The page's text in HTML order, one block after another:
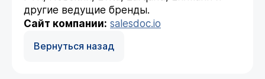
другие ведущие бренды.
Сайт компании: salesdoc.io
Вернуться назад